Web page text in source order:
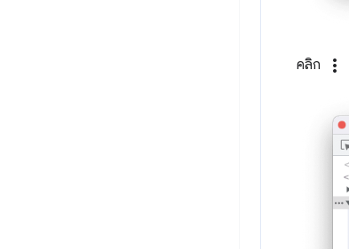
คลิก more_vert